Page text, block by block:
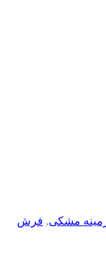
مشکی, فرش